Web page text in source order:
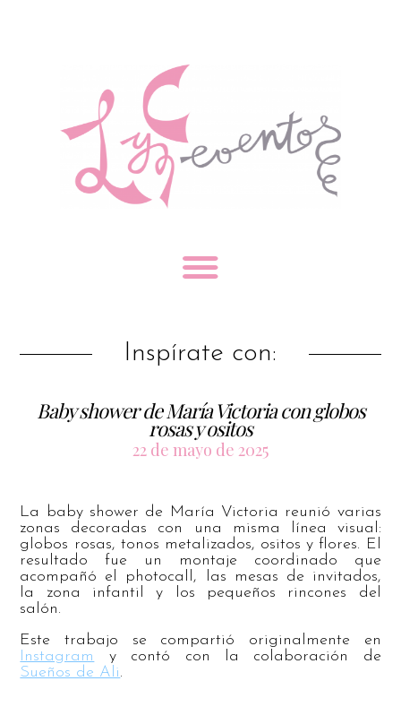
Inspírate con:
Baby shower de María Victoria con globos
rosas y ositos
22 de mayo de 2025
La baby shower de María Victoria reunió varias
zonas decoradas con una misma línea visual:
globos rosas, tonos metalizados, ositos y flores. El
resultado fue un montaje coordinado que
acompañó el photocall, las mesas de invitados,
la zona infantil y los pequeños rincones del
salón.
Este trabajo se compartió originalmente en
Instagram
y contó con la colaboración de
Sueños de Ali.